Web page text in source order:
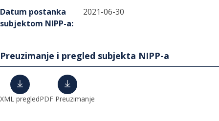
Datum postanka
subjektom NIPP-a:
2021-06-30
Preuzimanje i pregled subjekta NIPP-a
XML pregledPDF Preuzimanje